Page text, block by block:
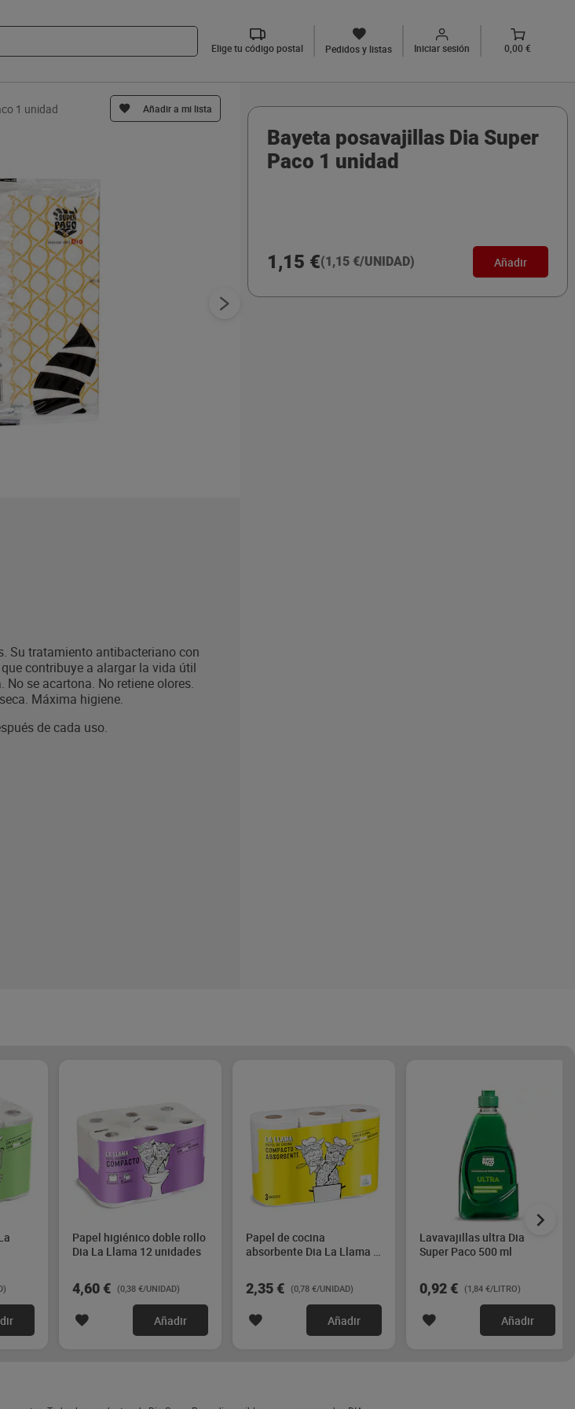
Elige tu código postal Pedidos y listas Iniciar sesión 0,00 €
1 unidad Añadir a mi lista
Su tratamiento antibacteriano con
contribuye a alargar la vida útil
se acartona. No retiene olores.
Máxima higiene.
de cada uso.
Bayeta posavajillas Dia Super
Paco 1 unidad
1,15 €(1,15 €/UNIDAD) Añadir
Papel higiénico doble rollo
Dia La Llama 12 unidades
4,60 € (0,38 €/UNIDAD)
Añadir
Papel de cocina
absorbente Dia La Llama 3
2,35 € (0,78 €/UNIDAD)
Añadir
Lavavajillas ultra Dia
Super Paco 500 ml
0,92 € (1,84 €/LITRO)
Añadir